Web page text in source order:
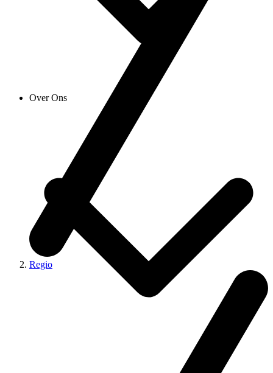
Over Ons
Regio